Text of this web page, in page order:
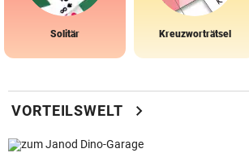
Solitär Kreuzworträtsel
VORTEILSWELT chevron_right